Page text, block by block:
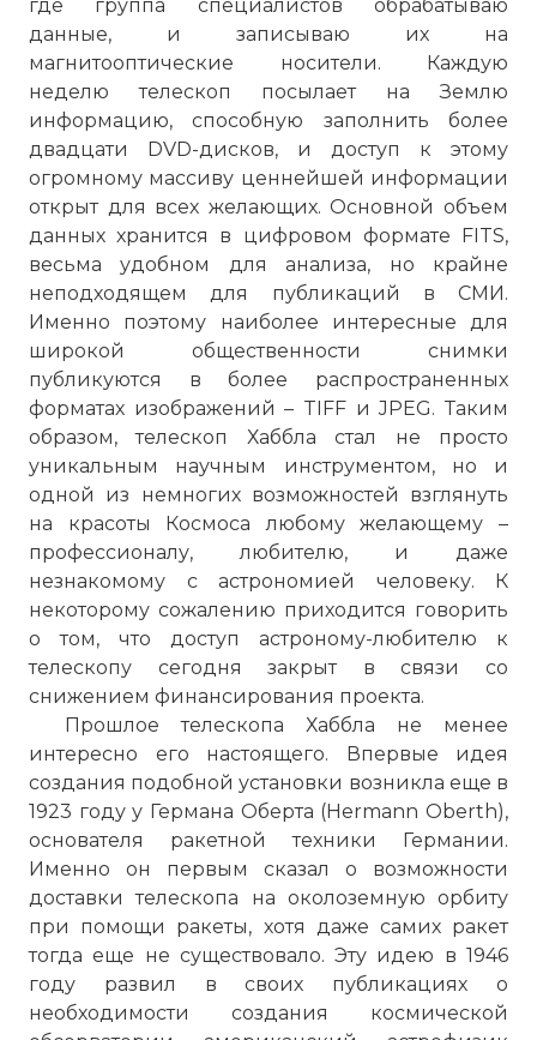
где группа специалистов обрабатываю
данные, и записываю их на
магнитооптические носители. Каждую
неделю телескоп посылает на Землю
информацию, способную заполнить более
двадцати DVD-дисков, и доступ к этому
огромному массиву ценнейшей информации
открыт для всех желающих. Основной объем
данных хранится в цифровом формате FITS,
весьма удобном для анализа, но крайне
неподходящем для публикаций в СМИ.
Именно поэтому наиболее интересные для
широкой общественности снимки
публикуются в более распространенных
форматах изображений – TIFF и JPEG. Таким
образом, телескоп Хаббла стал не просто
уникальным научным инструментом, но и
одной из немногих возможностей взглянуть
на красоты Космоса любому желающему –
профессионалу, любителю, и даже
незнакомому с астрономией человеку. К
некоторому сожалению приходится говорить
о том, что доступ астроному-любителю к
телескопу сегодня закрыт в связи со
снижением финансирования проекта.
Прошлое телескопа Хаббла не менее
интересно его настоящего. Впервые идея
создания подобной установки возникла еще в
1923 году у Германа Оберта (Hermann Oberth),
основателя ракетной техники Германии.
Именно он первым сказал о возможности
доставки телескопа на околоземную орбиту
при помощи ракеты, хотя даже самих ракет
тогда еще не существовало. Эту идею в 1946
году развил в своих публикациях о
необходимости создания космической
"Расширяющаяся Вселенная":
фотографии телескопа "Хаббл", изд-во
Taschen
Фото статьи: